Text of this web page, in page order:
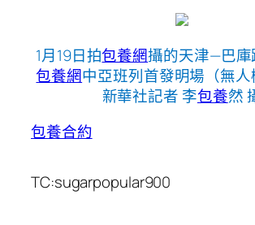
1月19日拍包養網攝的天津—巴庫
包養網中亞班列首發明場（無人
新華社記者 李包養然
包養合約
TC:sugarpopular900